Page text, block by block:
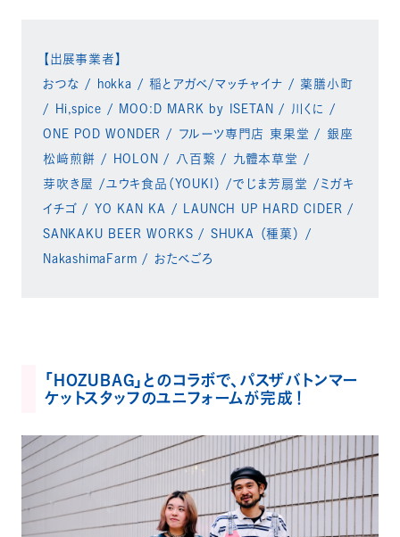
【出展事業者】
おつな / hokka / 稲とアガベ/マッチャイナ / 薬膳小町
/ Hi,spice / MOO:D MARK by ISETAN / 川くに /
ONE POD WONDER / フルーツ専門店 東果堂 / 銀座
松﨑煎餅 / HOLON / 八百繋 / 九體本草堂 /
芽吹き屋 /ユウキ食品（YOUKI） /でじま芳扇堂 /ミガキ
イチゴ / YO KAN KA / LAUNCH UP HARD CIDER /
SANKAKU BEER WORKS / SHUKA （種菓） /
NakashimaFarm / おたべごろ
「HOZUBAG」とのコラボで、パスザバトンマー
ケットスタッフのユニフォームが完成！